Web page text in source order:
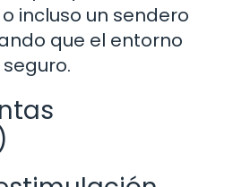
incluso un sendero
que el entorno